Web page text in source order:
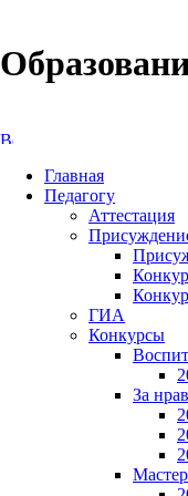
Главная
Педагогу
Аттестация
ГИА
Конкурсы
За